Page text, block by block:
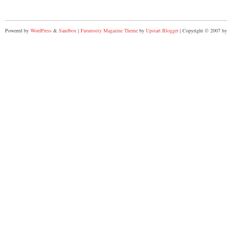
Powered by WordPress & Sandbox | Futurosity Magazine Theme by Upstart Blogger| Copyright © 2007 by